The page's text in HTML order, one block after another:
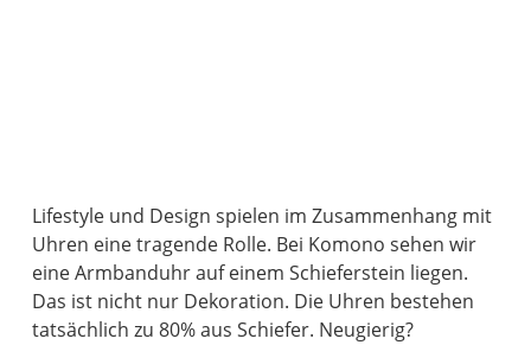
Lifestyle und Design spielen im Zusammenhang mit
Uhren eine tragende Rolle. Bei Komono sehen wir
eine Armbanduhr auf einem Schieferstein liegen.
Das ist nicht nur Dekoration. Die Uhren bestehen
tatsächlich zu 80% aus Schiefer. Neugierig?